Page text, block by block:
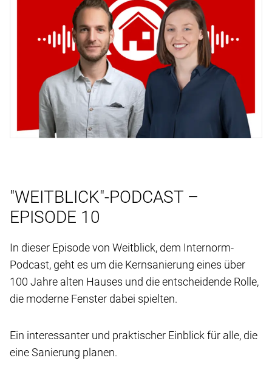
"WEITBLICK"-PODCAST –
EPISODE 10
In dieser Episode von Weitblick, dem Internorm-
Podcast, geht es um die Kernsanierung eines über
100 Jahre alten Hauses und die entscheidende Rolle,
die moderne Fenster dabei spielten.
Ein interessanter und praktischer Einblick für alle, die
eine Sanierung planen.